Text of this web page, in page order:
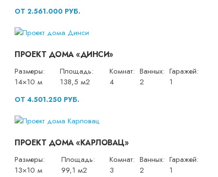
ОТ 2.561.000 РУБ.
ПРОЕКТ ДОМА «ДИНСИ»
Размеры:
14×10 м
Площадь:
138,5 м2
Комнат:
4
Ванных:
2
Гаражей:
1
ОТ 4.501.250 РУБ.
ПРОЕКТ ДОМА «КАРЛОВАЦ»
Размеры:
13×10 м
Площадь:
99,1 м2
Комнат:
3
Ванных:
2
Гаражей:
1